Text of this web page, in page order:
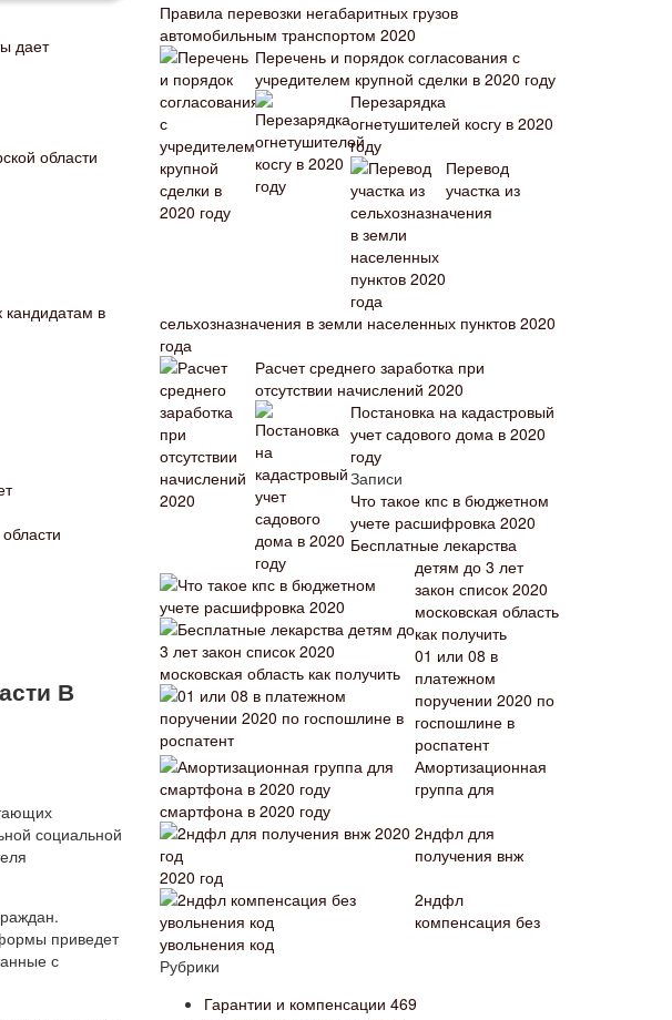
дает
области
кандидатам в
В
социальной
приведет
с
Правила перевозки негабаритных грузов
автомобильным транспортом 2020
Перечень и порядок согласования с
учредителем крупной сделки в 2020 году
Перезарядка
огнетушителей косгу в 2020
году
Перевод
участка из
сельхозназначения в земли населенных пунктов 2020
года
Расчет среднего заработка при
отсутствии начислений 2020
Постановка на кадастровый
учет садового дома в 2020
году
Записи
Что такое кпс в бюджетном
учете расшифровка 2020
Бесплатные лекарства
детям до 3 лет
закон список 2020
московская область
как получить
01 или 08 в
платежном
поручении 2020 по
госпошлине в
роспатент
Амортизационная
группа для
смартфона в 2020 году
2ндфл для
получения внж
2020 год
2ндфл
компенсация без
увольнения код
Рубрики
Гарантии и компенсации 469